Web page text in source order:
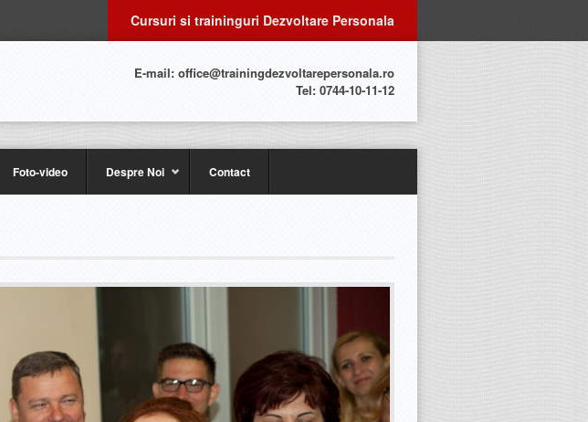
Cursuri si traininguri Dezvoltare Personala
E-mail: office@trainingdezvoltarepersonala.ro
Tel: 0744-10-11-12
Foto-video Despre Noi Contact